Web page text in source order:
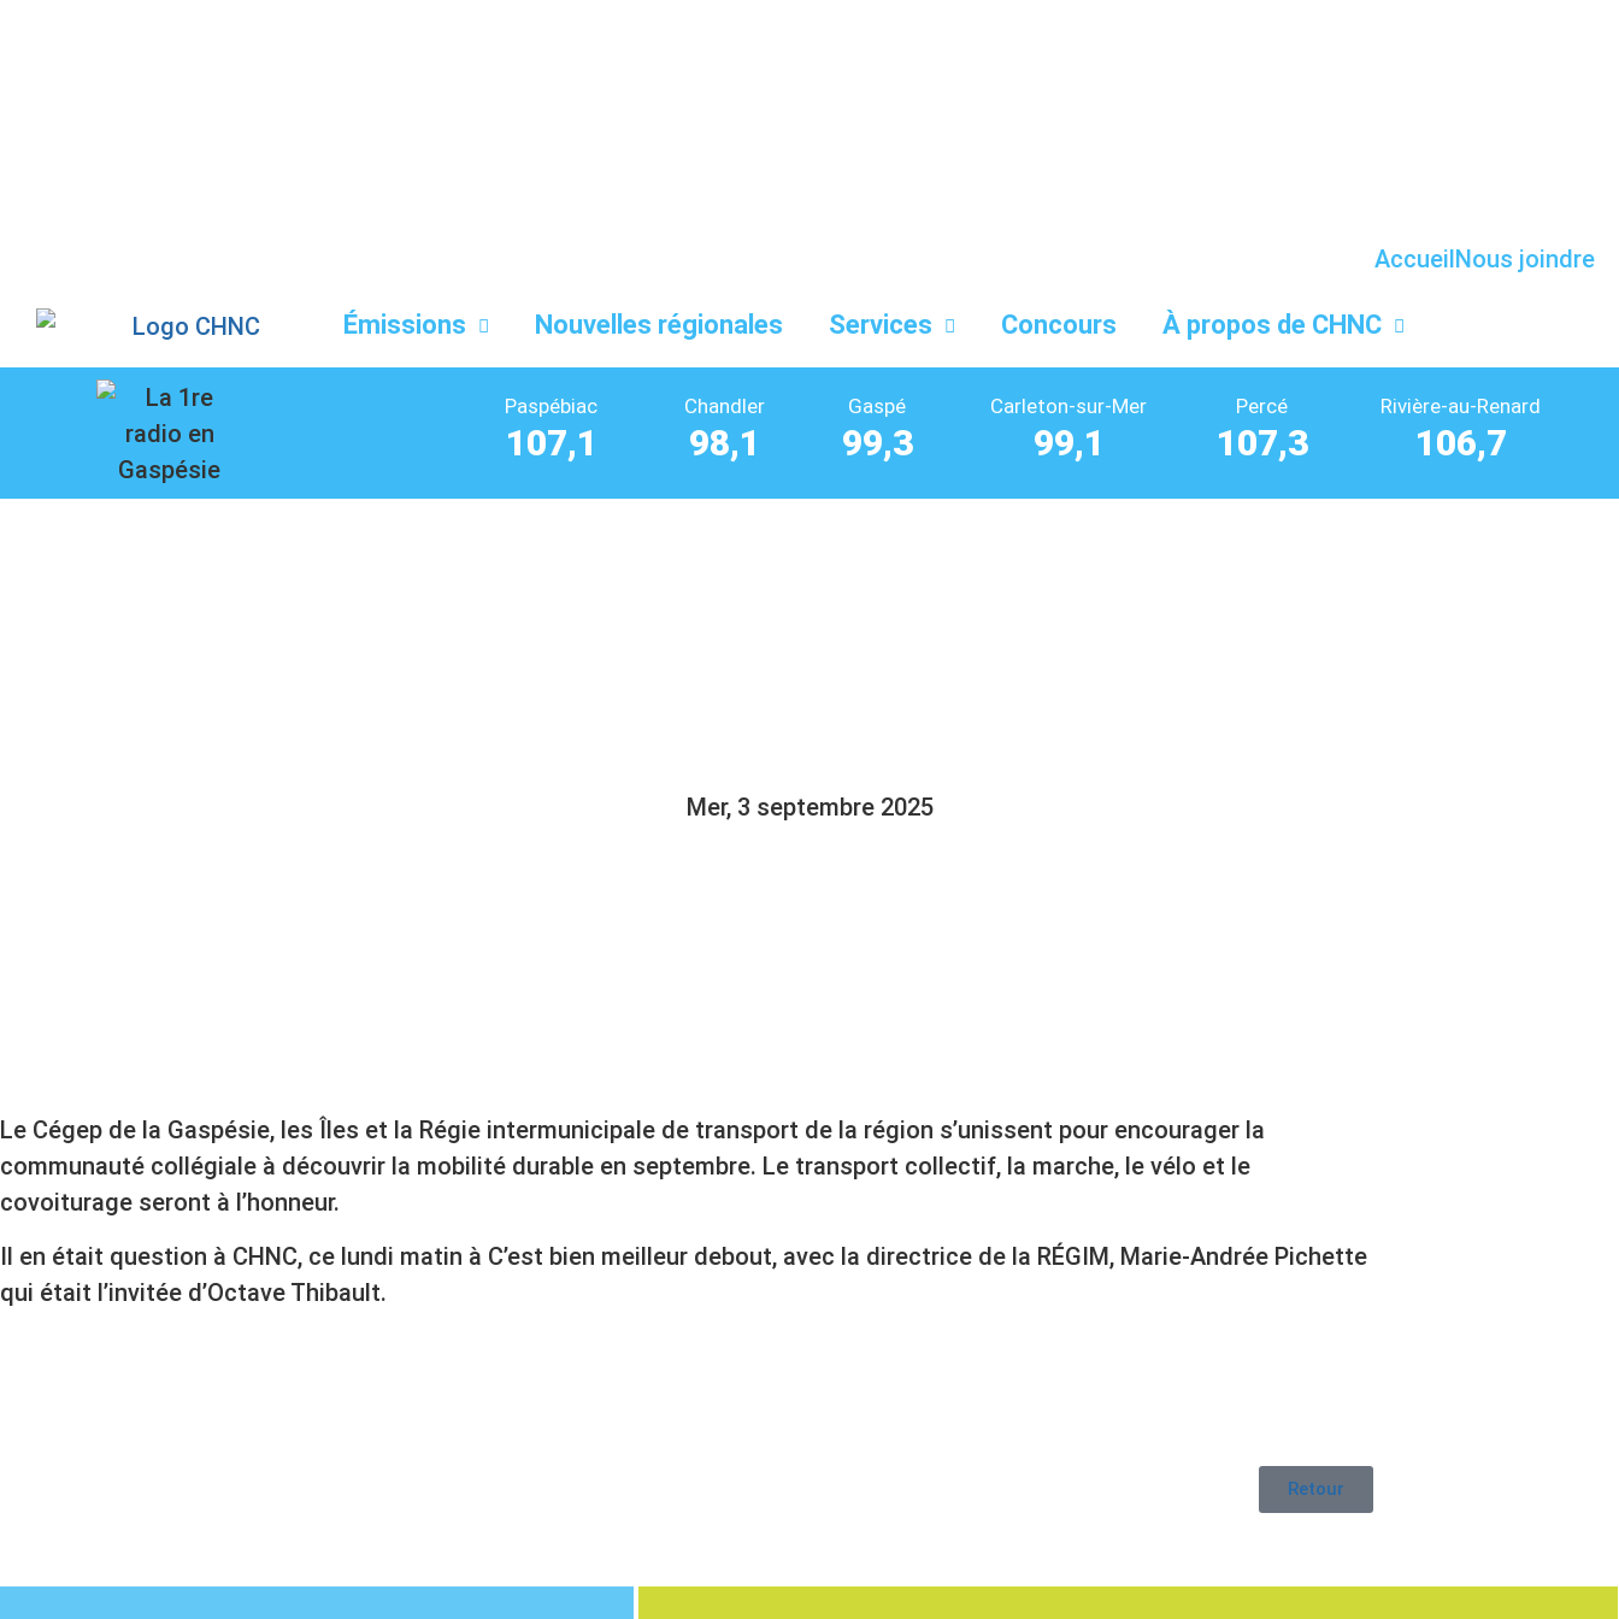
AccueilNous joindre
Émissions Nouvelles régionales Services Concours À propos de CHNC
Paspébiac
107,1
Chandler
98,1
Gaspé
99,3
Carleton-sur-Mer
99,1
Percé
107,3
Rivière-au-Renard
106,7
Mer, 3 septembre 2025
Le Cégep de la Gaspésie, les Îles et la Régie intermunicipale de transport de la région s’unissent pour encourager la
communauté collégiale à découvrir la mobilité durable en septembre. Le transport collectif, la marche, le vélo et le
covoiturage seront à l’honneur.
Il en était question à CHNC, ce lundi matin à C’est bien meilleur debout, avec la directrice de la RÉGIM, Marie-Andrée Pichette
qui était l’invitée d’Octave Thibault.
Retour